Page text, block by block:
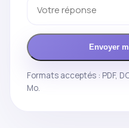
Envoyer
Formats acceptés : PDF,
Mo.